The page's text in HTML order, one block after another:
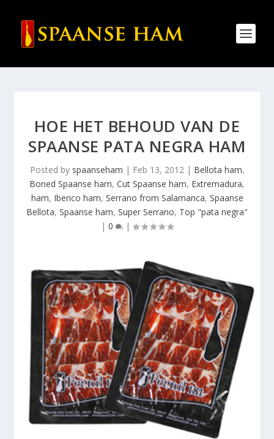
HOE HET BEHOUD VAN DE
SPAANSE PATA NEGRA HAM
Posted by spaanseham | Feb 13, 2012| Bellota ham,
Boned Spaanse ham, Cut Spaanse ham, Extremadura,
ham, Iberico ham, Serrano from Salamanca, Spaanse
Bellota, Spaanse ham, Super Serrano, Top "pata negra"
| 0 |